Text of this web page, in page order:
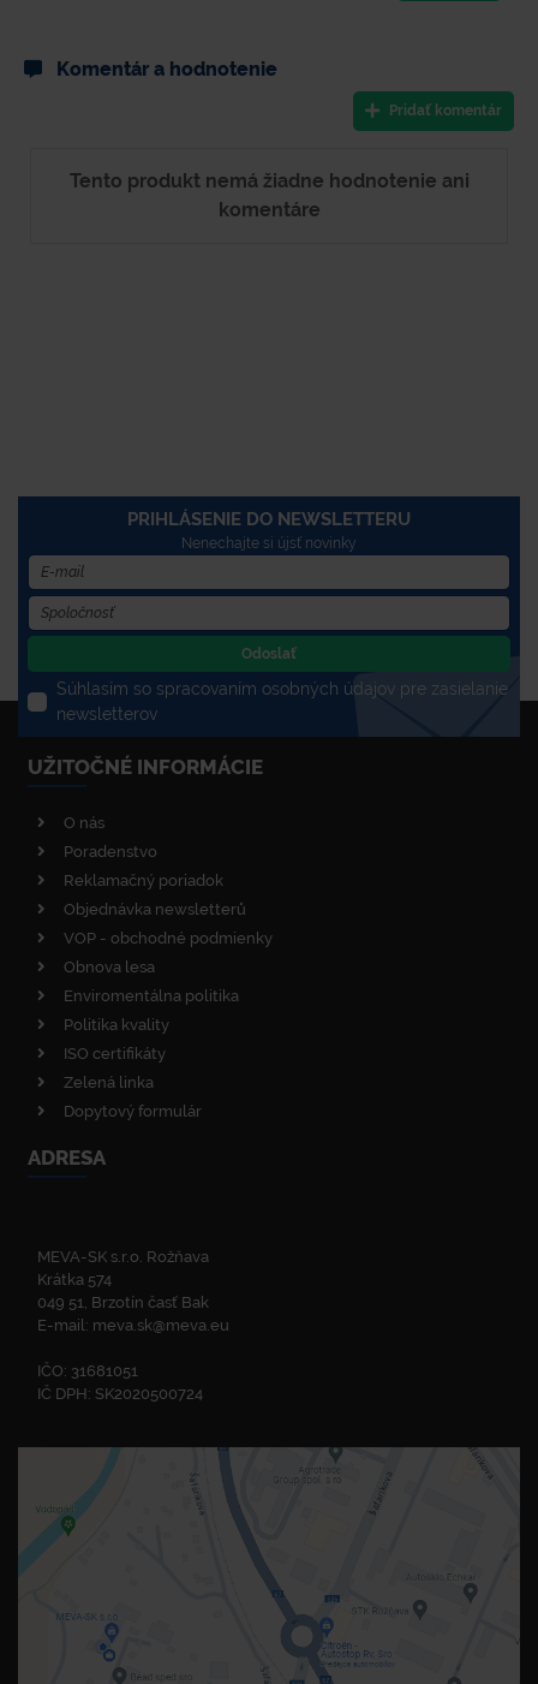
Komentár a hodnotenie
Pridať komentár
Tento produkt nemá žiadne hodnotenie ani
komentáre
PRIHLÁSENIE DO NEWSLETTERU
Nenechajte si újsť novinky
Odoslať
Súhlasím so spracovaním osobných údajov pre zasielanie
newsletterov
UŽITOČNÉ INFORMÁCIE
O nás
Poradenstvo
Reklamačný poriadok
Objednávka newsletterů
VOP - obchodné podmienky
Obnova lesa
Enviromentálna politika
Politika kvality
ISO certifikáty
Zelená linka
Dopytový formulár
ADRESA
MEVA-SK s.r.o. Rožňava
Krátka 574
049 51, Brzotín časť Bak
E-mail: meva.sk@meva.eu
IČO: 31681051
IČ DPH: SK2020500724